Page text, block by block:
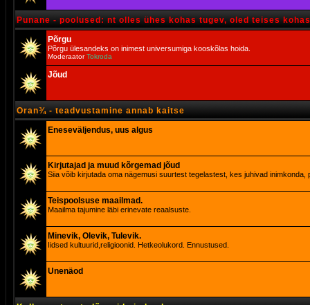
Punane - poolused: nt olles ühes kohas tugev, oled teises
Põrgu
Põrgu ülesandeks on inimest universumiga kooskõlas hoida.
ModeraatorTokroda
Jõud
Oran¾ - teadvustamine annab kaitse
Eneseväljendus, uus algus
Kirjutajad ja muud kõrgemad jõud
Siia võib kirjutada oma nägemusi suurtest tegelastest, kes juhivad inimkonda,
Teispoolsuse maailmad.
Maailma tajumine läbi erinevate reaalsuste.
Minevik, Olevik, Tulevik.
Iidsed kultuurid,religioonid. Hetkeolukord. Ennustused.
Unenäod